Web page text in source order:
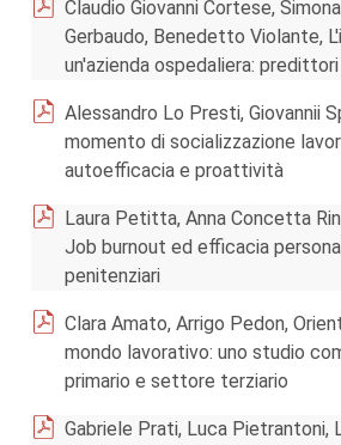
Claudio Giovanni Cortese,
Gerbaudo, Benedetto Violante,
un'azienda ospedaliera:
Alessandro Lo Presti, Giovannii
momento di socializzazione
autoefficacia e proattività
Laura Petitta, Anna Concetta
Job burnout ed efficacia
penitenziari
Clara Amato, Arrigo Pedon,
mondo lavorativo: uno studio
primario e settore terziario
Gabriele Prati, Luca Pietrantoni,